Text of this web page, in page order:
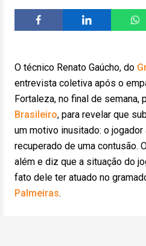
O técnico Renato Gaúcho, do
entrevista coletiva após o
Fortaleza, no final de semana,
Brasileiro, para revelar que
um motivo inusitado: o
recuperado de uma contusão.
além e diz que a situação do
fato dele ter atuado no
Palmeiras.